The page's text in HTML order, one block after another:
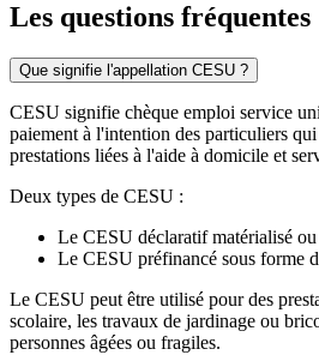
Les questions fréquentes
Que signifie l'appellation CESU ?
CESU signifie chèque emploi service
paiement à l'intention des particuliers
prestations liées à l'aide à domicile et
Deux types de CESU :
Le CESU déclaratif matérialisé
Le CESU préfinancé sous forme
Le CESU peut être utilisé pour des
scolaire, les travaux de jardinage ou
personnes âgées ou fragiles.